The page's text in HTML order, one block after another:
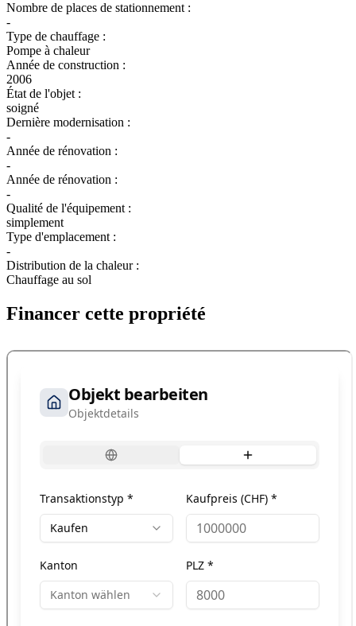
Nombre de places de stationnement :
-
Type de chauffage :
Pompe à chaleur
Année de construction :
2006
État de l'objet :
soigné
Dernière modernisation :
-
Année de rénovation :
-
Année de rénovation :
-
Qualité de l'équipement :
simplement
Type d'emplacement :
-
Distribution de la chaleur :
Chauffage au sol
Financer cette propriété